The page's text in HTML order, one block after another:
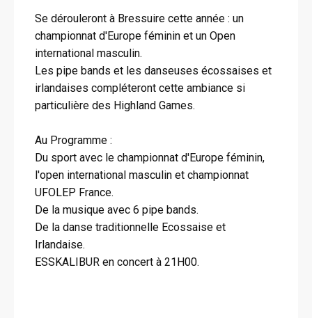
Se dérouleront à Bressuire cette année : un
championnat d'Europe féminin et un Open
international masculin.
Les pipe bands et les danseuses écossaises et
irlandaises compléteront cette ambiance si
particulière des Highland Games.
Au Programme :
Du sport avec le championnat d'Europe féminin,
l'open international masculin et championnat
UFOLEP France.
De la musique avec 6 pipe bands.
De la danse traditionnelle Ecossaise et
Irlandaise.
ESSKALIBUR en concert à 21H00.